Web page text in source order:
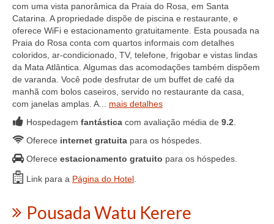
com uma vista panorâmica da Praia do Rosa, em Santa
Catarina. A propriedade dispõe de piscina e restaurante, e
oferece WiFi e estacionamento gratuitamente. Esta pousada na
Praia do Rosa conta com quartos informais com detalhes
coloridos, ar-condicionado, TV, telefone, frigobar e vistas lindas
da Mata Atlântica. Algumas das acomodações também dispõem
de varanda. Você pode desfrutar de um buffet de café da
manhã com bolos caseiros, servido no restaurante da casa,
com janelas amplas. A... mais detalhes
Hospedagem fantástica com avaliação média de 9.2
Oferece internet gratuita para os hóspedes.
Oferece estacionamento gratuito para os hóspedes.
Link para a Página do Hotel
Pousada Watu Kerere